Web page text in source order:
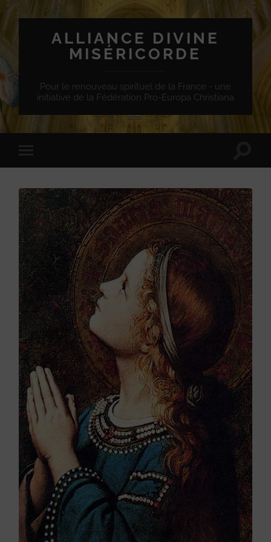
ALLIANCE DIVINE
MISÉRICORDE
Pour le renouveau spirituel de la France - une
initiative de la Fédération Pro-Europa Christiana
mobile